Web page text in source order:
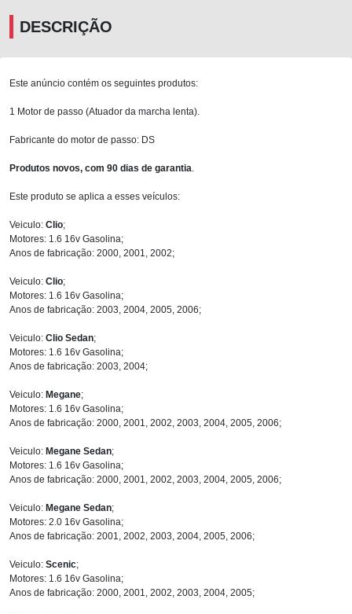
DESCRIÇÃO
Este anúncio contém os seguintes produtos:
1 Motor de passo (Atuador da marcha lenta).
Fabricante do motor de passo: DS
Produtos novos, com 90 dias de garantia
Este produto se aplica a esses veículos:
Veiculo: Clio;
Motores: 1.6 16v Gasolina;
Anos de fabricação: 2000, 2001, 2002;
Veiculo: Clio;
Motores: 1.6 16v Gasolina;
Anos de fabricação: 2003, 2004, 2005, 2006;
Veiculo: Clio Sedan;
Motores: 1.6 16v Gasolina;
Anos de fabricação: 2003, 2004;
Veiculo: Megane;
Motores: 1.6 16v Gasolina;
Anos de fabricação: 2000, 2001, 2002, 2003, 2004, 2005, 2006;
Veiculo: Megane Sedan;
Motores: 1.6 16v Gasolina;
Anos de fabricação: 2000, 2001, 2002, 2003, 2004, 2005, 2006;
Veiculo: Megane Sedan;
Motores: 2.0 16v Gasolina;
Anos de fabricação: 2001, 2002, 2003, 2004, 2005, 2006;
Veiculo: Scenic;
Motores: 1.6 16v Gasolina;
Anos de fabricação: 2000, 2001, 2002, 2003, 2004, 2005;